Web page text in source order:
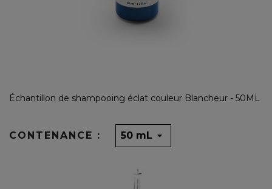
Échantillon de shampooing éclat couleur Blancheur - 50ML
CONTENANCE :